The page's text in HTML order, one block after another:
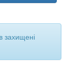
захищені